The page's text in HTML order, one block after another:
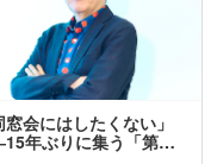
窓会にはしたくない」
年ぶりに集う「第…